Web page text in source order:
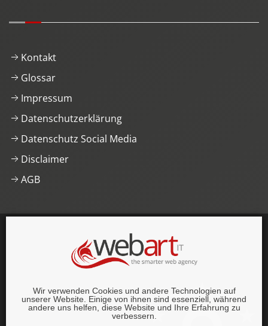
Wir verwenden Cookies und andere Technologien auf
unserer Website. Einige von ihnen sind essenziell, während
andere uns helfen, diese Website und Ihre Erfahrung zu
verbessern.
Kontakt
Glossar
Impressum
Datenschutzerklärung
Datenschutz Social Media
Disclaimer
AGB
This website was proudly built with , lots of
CSS3.
Alle Rechte vorbehalten.